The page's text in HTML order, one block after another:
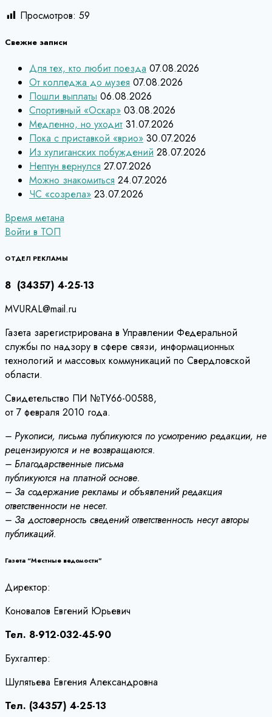
Просмотров: 59
Свежие записи
Для тех, кто любит поезда 07.08.2026
От колледжа до музея 07.08.2026
Пошли выплаты 06.08.2026
Спортивный «Оскар» 03.08.2026
Медленно, но уходит 31.07.2026
Пока с приставкой «врио» 30.07.2026
Из хулиганских побуждений 28.07.2026
Нептун вернулся 27.07.2026
Можно знакомиться 24.07.2026
ЧС «созрела» 23.07.2026
Навигация
по
записям
Время метана
Войти в ТОП
ОТДЕЛ РЕКЛАМЫ
8 (34357) 4-25-13
MVURAL@mail.ru
Газета зарегистрирована в Управлении Федеральной
службы по надзору в сфере связи, информационных
технологий и массовых коммуникаций по Свердловской
области.
Свидетельство ПИ №ТУ66-00588,
от 7 февраля 2010 года.
– Рукописи, письма публикуются по усмотрению редакции, не
рецензируются и не возвращаются.
– Благодарственные письма
публикуются на платной основе.
– За содержание рекламы и объявлений редакция
ответственности не несет.
– За достоверность сведений ответственность несут авторы
публикаций.
Газета “Местные ведомости”
Директор:
Коновалов Евгений Юрьевич
Тел. 8-912-032-45-90
Бухгалтер:
Шулятьева Евгения Александровна
Тел. (34357) 4-25-13